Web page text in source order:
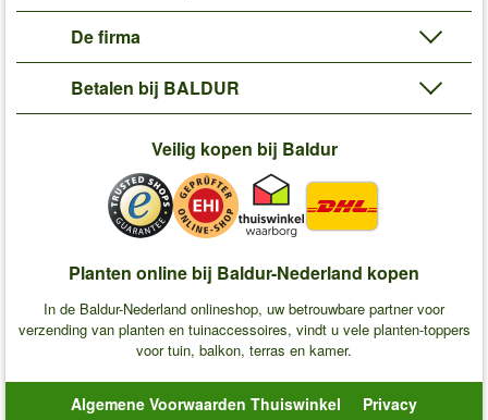
De firma
Betalen bij BALDUR
Veilig kopen bij Baldur
Planten online bij Baldur-Nederland kopen
In de Baldur-Nederland onlineshop, uw betrouwbare partner voor
verzending van planten en tuinaccessoires, vindt u vele planten-toppers
voor tuin, balkon, terras en kamer.
Algemene Voorwaarden Thuiswinkel Privacy